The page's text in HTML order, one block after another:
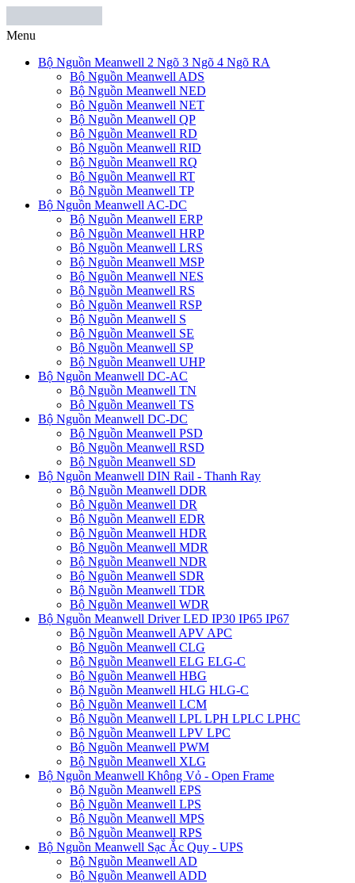
Menu
Bộ Nguồn Meanwell 2 Ngõ 3 Ngõ 4 Ngõ RA
Bộ Nguồn Meanwell ADS
Bộ Nguồn Meanwell NED
Bộ Nguồn Meanwell NET
Bộ Nguồn Meanwell QP
Bộ Nguồn Meanwell RD
Bộ Nguồn Meanwell RID
Bộ Nguồn Meanwell RQ
Bộ Nguồn Meanwell RT
Bộ Nguồn Meanwell TP
Bộ Nguồn Meanwell AC-DC
Bộ Nguồn Meanwell ERP
Bộ Nguồn Meanwell HRP
Bộ Nguồn Meanwell LRS
Bộ Nguồn Meanwell MSP
Bộ Nguồn Meanwell NES
Bộ Nguồn Meanwell RS
Bộ Nguồn Meanwell RSP
Bộ Nguồn Meanwell S
Bộ Nguồn Meanwell SE
Bộ Nguồn Meanwell SP
Bộ Nguồn Meanwell UHP
Bộ Nguồn Meanwell DC-AC
Bộ Nguồn Meanwell TN
Bộ Nguồn Meanwell TS
Bộ Nguồn Meanwell DC-DC
Bộ Nguồn Meanwell PSD
Bộ Nguồn Meanwell RSD
Bộ Nguồn Meanwell SD
Bộ Nguồn Meanwell DIN Rail - Thanh Ray
Bộ Nguồn Meanwell DDR
Bộ Nguồn Meanwell DR
Bộ Nguồn Meanwell EDR
Bộ Nguồn Meanwell HDR
Bộ Nguồn Meanwell MDR
Bộ Nguồn Meanwell NDR
Bộ Nguồn Meanwell SDR
Bộ Nguồn Meanwell TDR
Bộ Nguồn Meanwell WDR
Bộ Nguồn Meanwell Driver LED IP30 IP65 IP67
Bộ Nguồn Meanwell APV APC
Bộ Nguồn Meanwell CLG
Bộ Nguồn Meanwell ELG ELG-C
Bộ Nguồn Meanwell HBG
Bộ Nguồn Meanwell HLG HLG-C
Bộ Nguồn Meanwell LCM
Bộ Nguồn Meanwell LPL LPH LPLC LPHC
Bộ Nguồn Meanwell LPV LPC
Bộ Nguồn Meanwell PWM
Bộ Nguồn Meanwell XLG
Bộ Nguồn Meanwell Không Vỏ - Open Frame
Bộ Nguồn Meanwell EPS
Bộ Nguồn Meanwell LPS
Bộ Nguồn Meanwell MPS
Bộ Nguồn Meanwell RPS
Bộ Nguồn Meanwell Sạc Ắc Quy - UPS
Bộ Nguồn Meanwell AD
Bộ Nguồn Meanwell ADD